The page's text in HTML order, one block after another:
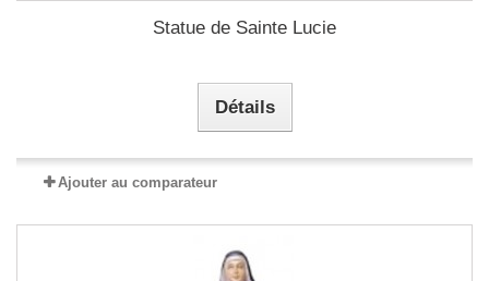
Statue de Sainte Lucie
Détails
Ajouter au comparateur